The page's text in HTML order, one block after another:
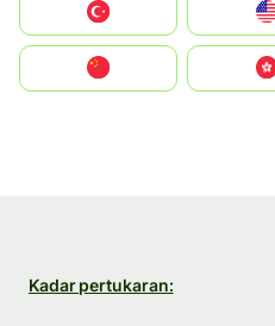
United States
中國香港特別行政區
Kadar pertukaran: